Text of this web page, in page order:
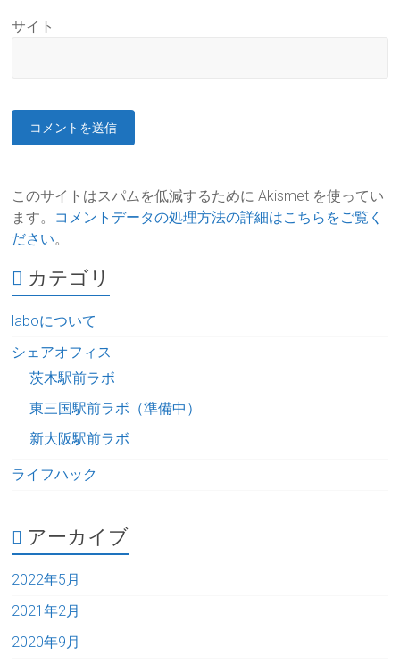
サイト
このサイトはスパムを低減するために Akismet を使ってい
ます。 コメントデータの処理方法の詳細はこちらをご覧く
ださい。
カテゴリ
laboについて
シェアオフィス
茨木駅前ラボ
東三国駅前ラボ（準備中）
新大阪駅前ラボ
ライフハック
アーカイブ
2022年5月
2021年2月
2020年9月